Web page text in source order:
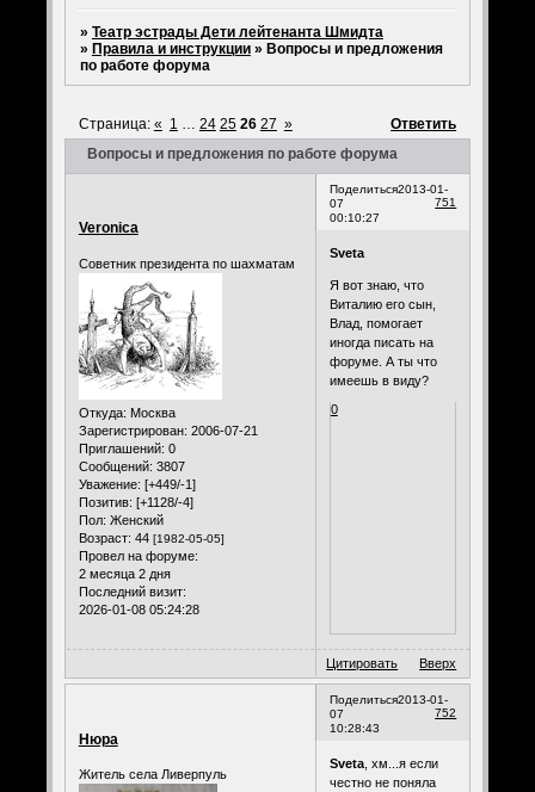
» Театр эстрады Дети лейтенанта Шмидта
» Правила и инструкции » Вопросы и предложения
по работе форума
Вопросы и предложения по работе форума
Страница: « 1 … 24 25 26 27 » Ответить
Поделиться
751
2013-01-
07
00:10:27
Veronica
Советник президента по шахматам
Откуда: Москва
Зарегистрирован: 2006-07-21
Приглашений: 0
Сообщений: 3807
Уважение: [+449/-1]
Позитив: [+1128/-4]
Пол: Женский
Возраст: 44 [1982-05-05]
Провел на форуме:
2 месяца 2 дня
Последний визит:
2026-01-08 05:24:28
Sveta
Я вот знаю, что
Виталию его сын,
Влад, помогает
иногда писать на
форуме. А ты что
имеешь в виду?
0
Цитировать Вверх
Поделиться
752
2013-01-
07
10:28:43
Нюра
Житель села Ливерпуль
Sveta, хм...я если
честно не поняла